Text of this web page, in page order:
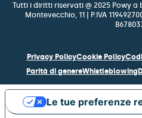
Tutti i diritti riservati @ 2025 Powy a
Montevecchio, 11 | P.IVA
Privacy PolicyCookie Policy
Parità di genereWhistleblowing
Le tue preferenze